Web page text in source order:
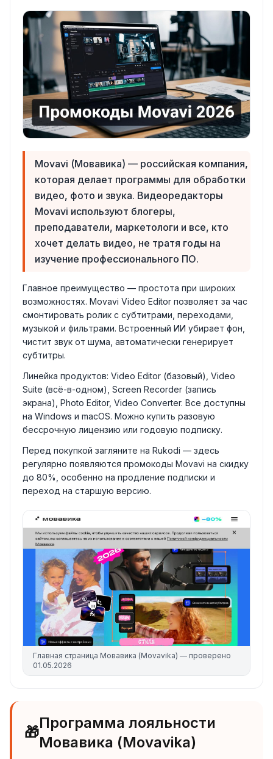
Movavi (Мовавика) — российская компания,
которая делает программы для обработки
видео, фото и звука. Видеоредакторы
Movavi используют блогеры,
преподаватели, маркетологи и все, кто
хочет делать видео, не тратя годы на
изучение профессионального ПО.
Главное преимущество — простота при широких
возможностях. Movavi Video Editor позволяет за час
смонтировать ролик с субтитрами, переходами,
музыкой и фильтрами. Встроенный ИИ убирает фон,
чистит звук от шума, автоматически генерирует
субтитры.
Линейка продуктов: Video Editor (базовый), Video
Suite (всё-в-одном), Screen Recorder (запись
экрана), Photo Editor, Video Converter. Все доступны
на Windows и macOS. Можно купить разовую
бессрочную лицензию или годовую подписку.
Перед покупкой загляните на Rukodi — здесь
регулярно появляются промокоды Movavi на скидку
до 80%, особенно на продление подписки и
переход на старшую версию.
Главная страница Мовавика (Movavika) — проверено
01.05.2026
🎁
Программа лояльности
Мовавика (Movavika)